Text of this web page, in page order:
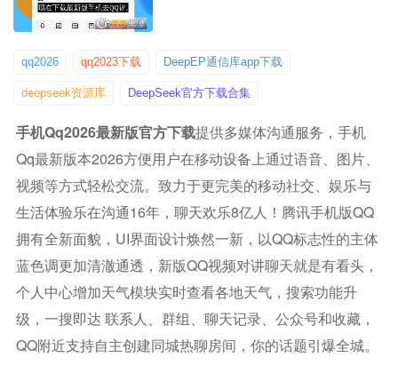
qq2026 qq2023下载 DeepEP通信库app下载
deepseek资源库 DeepSeek官方下载合集
手机qq2026最新版官方下载提供多媒体沟通服务，手机
Qq最新版本2026方便用户在移动设备上通过语音、图片、
视频等方式轻松交流。致力于更完美的移动社交、娱乐与
生活体验乐在沟通16年，聊天欢乐8亿人！腾讯手机版QQ
拥有全新面貌，UI界面设计焕然一新，以QQ标志性的主体
蓝色调更加清澈通透，新版QQ视频对讲聊天就是有看头，
个人中心增加天气模块实时查看各地天气，搜索功能升
级，一搜即达 联系人、群组、聊天记录、公众号和收藏，
QQ附近支持自主创建同城热聊房间，你的话题引爆全城。